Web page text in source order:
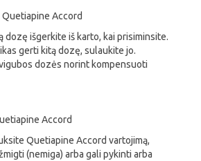
Accord
dozę išgerkite iš karto, kai prisiminsite.
gerti kitą dozę, sulaukite jo.
dozės norint kompensuoti
Accord
Quetiapine Accord vartojimą,
(nemiga) arba gali pykinti arba